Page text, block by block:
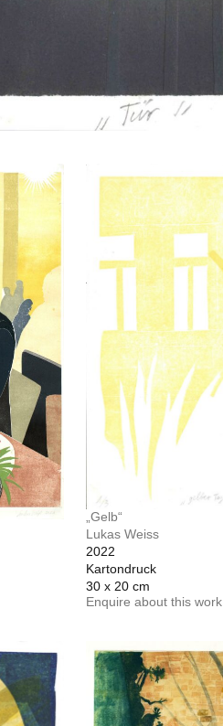
„Gelb“
Lukas Weiss
2022
Kartondruck
30 x 20 cm
Enquire about this work